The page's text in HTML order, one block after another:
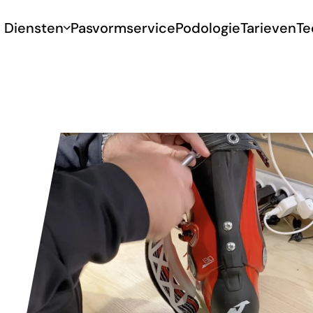
Diensten PasvormservicePodologieTarieven